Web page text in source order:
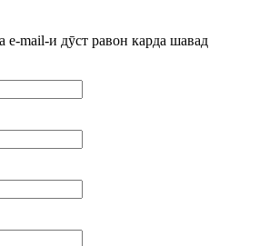
e-mail-и дӯст равон карда шавад